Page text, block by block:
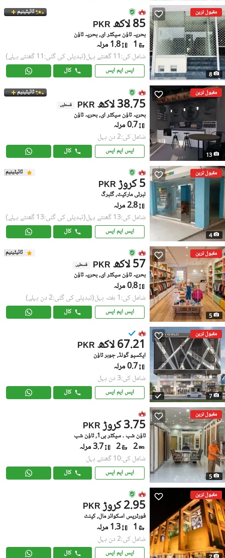
مقبول ترین
8
ٹائیٹینیم
PKR 85 لاکھ
بحریہ ٹاؤن سیکٹر ای, بحریہ ٹاؤن
1 1.8 مرلہ
شامل کی:11 گھنٹے پہل (تبدیلی کی گئی:11 گھنٹے پہلے)
ایس ایم ایس کال
مقبول ترین
13
ٹائیٹینیم
PKR 38.75 لاکھ قسطیں
بحریہ ٹاؤن سیکٹر ای, بحریہ ٹاؤن
0.7 مرلہ
شامل کی:2 دن پہل
ایس ایم ایس کال
مقبول ترین
4
ٹائیٹینیم
PKR 5 کروڑ
لبرٹی مارکیٹ, گلبرگ
2.8 مرلہ
شامل کی:13 گھنٹے پہل (تبدیلی کی گئی:13 گھنٹے پہلے)
ایس ایم ایس کال
مقبول ترین
5
ٹائیٹینیم
PKR 57 لاکھ قسطیں
بحریہ ٹاؤن سیکٹر ای, بحریہ ٹاؤن
0.8 مرلہ
شامل کی:1 ہفتہ پہل (تبدیلی کی گئی:2 دن پہلے)
ایس ایم ایس کال
مقبول ترین
7
PKR 67.21 لاکھ
ایکسپو گولڈ, جوہر ٹاؤن
0.7 مرلہ
شامل کی:3 دن پہل
ایس ایم ایس کال
مقبول ترین
5
PKR 3.75 کروڑ
ٹاؤن شپ ۔ سیکٹر بی1, ٹاؤن شپ
2
2 3.7 مرلہ
شامل کی:10 گھنٹے پہل
ایس ایم ایس کال
مقبول ترین
PKR 2.95 کروڑ
فورٹریس اسکوائر مال, کینٹ
1 1.3 مرلہ
شامل کی:2 دن پہل
ایس ایم ایس کال